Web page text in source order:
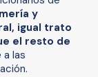
y
igual trato
el resto de
las